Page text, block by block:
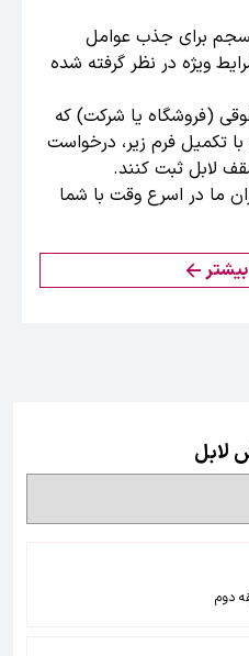
برای جذب عوامل
ویژه در نظر گرفته شده
(فروشگاه یا شرکت) که
با تکمیل فرم زیر، درخواست
لابل ثبت کنند.
ما در اسرع وقت با شما
لابل
دوم